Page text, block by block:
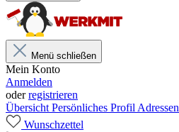
Menü schließen
Mein Konto
Anmelden
oderregistrieren
Übersicht Persönliches Profil Adressen
Wunschzettel